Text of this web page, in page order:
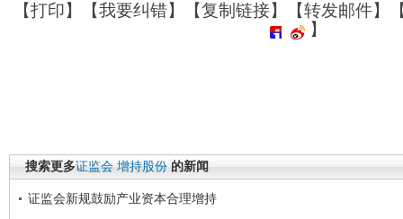
【打印】【我要纠错】【复制链接】【转发邮件】
】
搜索更多证监会 增持股份 的新闻
证监会新规鼓励产业资本合理增持